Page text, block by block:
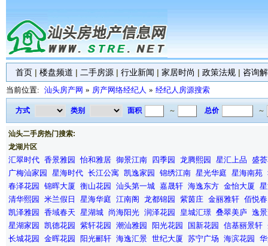
首页 | 楼盘频道 | 二手房源 | 行业新闻 | 家居时尚 | 政策法规 | 咨询
当前位置: 汕头房产网 » 房产网络经纪人 » 经纪人房源搜索
方式 类别 面积 ～ 总价 ～
汕头二手房热门搜索:
龙湖片区
汇翠时代 香景雅园 怡和雅居 御景江南 四季园 龙腾熙园 星汇上品 盛
广梅汕家园
星海时代 长江公寓 凯逸家园 锦绣江南 星光华庭 星海南苑
春泽花园
锦晖大厦 衡山花园 汕头第一城 嘉晟轩 海逸东方 金怡大厦
清华熙园
米兰假日 星海华庭 江南阁 龙都锦园 紫茵庄 金丽雅轩 佰悦
凯泽雅园
香域春天 星湖城 尚海阳光 润泽花园 皇城汇璟 叠翠美庐 逸
星湖家园
凯德花园 紫轩花园 潮汕雅园 阳光花园 国新花园 信基丽景轩
长城花园
金晖花园 阳光郦轩 海逸汇景 世纪大厦 苏宁广场 海滨花园